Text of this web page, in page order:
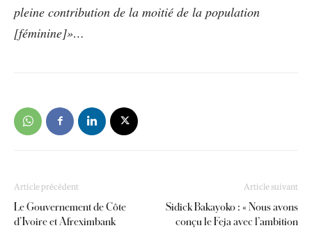
pleine contribution de la moitié de la population
[féminine]»…
Article précédent
Le Gouvernement de Côte
d’Ivoire et Afreximbank
Article suivant
Sidick Bakayoko : « Nous avons
conçu le Feja avec l’ambition